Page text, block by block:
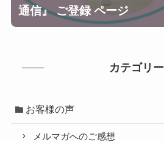
通信』 ご登録 ページ
カテゴリー
お客様の声
メルマガへのご感想